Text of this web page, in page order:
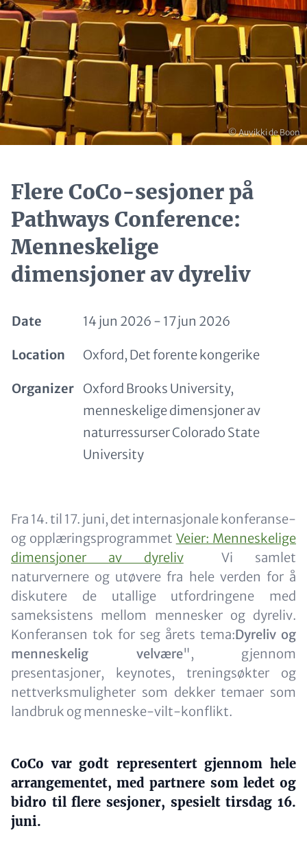
Opphavsrett
© Auvikki de Boon
Flere CoCo-sesjoner på
Pathways Conference:
Menneskelige
dimensjoner av dyreliv
Date 14 jun 2026 - 17 jun 2026
Location Oxford, Det forente kongerike
Organizer
Oxford Brooks University,
menneskelige dimensjoner av
naturressurser Colorado State
University
Paragraphs
Content
Fra 14. til 17. juni, det internasjonale konferanse-
og opplæringsprogrammet Veier: Menneskelige
dimensjoner av dyreliv
Vi samlet
naturvernere og utøvere fra hele verden for å
diskutere de utallige utfordringene med
sameksistens mellom mennesker og dyreliv.
Konferansen tok for seg årets tema:Dyreliv og
menneskelig velvære", gjennom
presentasjoner, keynotes, treningsøkter og
nettverksmuligheter som dekker temaer som
landbruk og menneske-vilt-konflikt.
Content
CoCo var godt representert gjennom hele
arrangementet, med partnere som ledet og
bidro til flere sesjoner, spesielt tirsdag 16.
juni.